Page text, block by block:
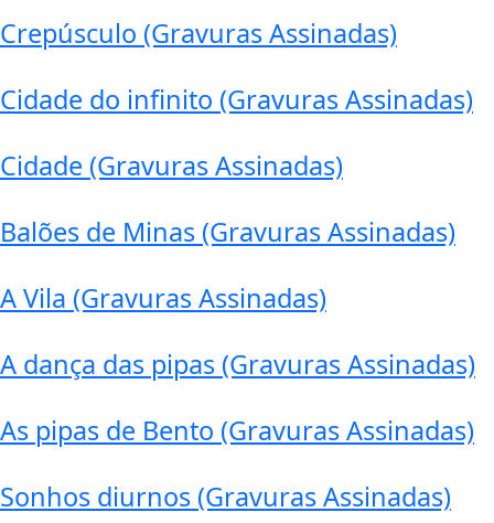
Crepúsculo (Gravuras Assinadas)
Cidade do infinito (Gravuras Assinadas)
Cidade (Gravuras Assinadas)
Balões de Minas (Gravuras Assinadas)
A Vila (Gravuras Assinadas)
A dança das pipas (Gravuras Assinadas)
As pipas de Bento (Gravuras Assinadas)
Sonhos diurnos (Gravuras Assinadas)